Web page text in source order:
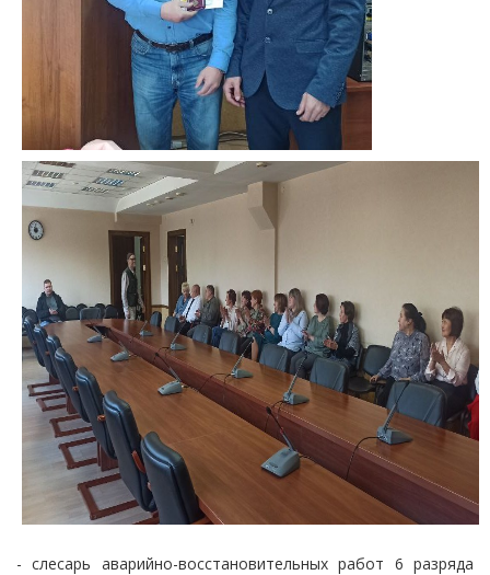
- слесарь аварийно-восстановительных работ 6 разряда